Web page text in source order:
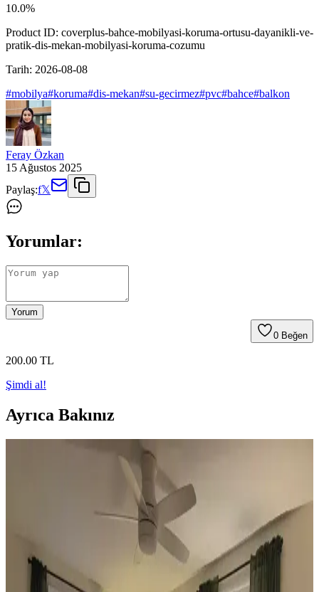
10.0%
Product ID: coverplus-bahce-mobilyasi-koruma-ortusu-dayanikli-ve-
pratik-dis-mekan-mobilyasi-koruma-cozumu
Tarih: 2026-08-08
#mobilya#koruma#dis-mekan#su-gecirmez#pvc#bahce#balkon
Feray Özkan
15 Ağustos 2025
Paylaş:f𝕏
Yorumlar:
Yorum
0 Beğen
200.00 TL
Şimdi al!
Ayrıca Bakınız
Koltuk ve Aksesuar Sandalyelerde Renk Uyumu ve
Dekorasyonda Görsel Denge Sağlama Yöntemleri
Koltuk ve aksesuar sandalyelerde renk uyumsuzluğu görsel rekabete
yol açabilir. Halı, perde, yastık ve mobilya yerleşimi ile renkler
dengelenerek mekanın estetik bütünlüğü sağlanır.
Ev Dekorasyonunda Denge ve Fonksiyonellik: Renk
Uyumu, Mobilya Yerleşimi ve Estetik İncelemesi